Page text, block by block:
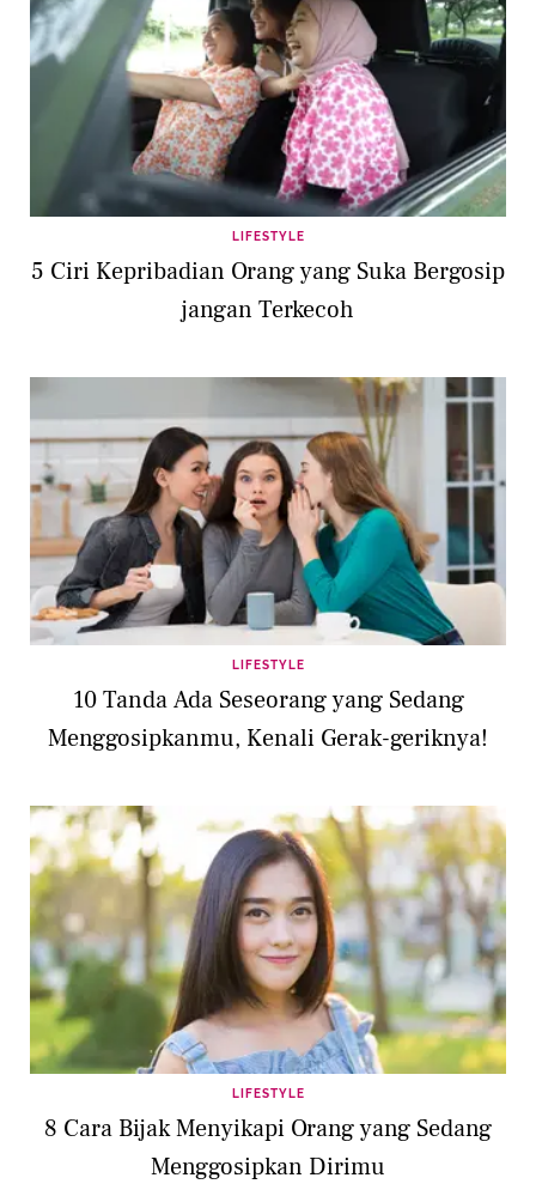
LIFESTYLE
5 Ciri Kepribadian Orang yang Suka Bergosip
jangan Terkecoh
LIFESTYLE
10 Tanda Ada Seseorang yang Sedang
Menggosipkanmu, Kenali Gerak-geriknya!
LIFESTYLE
8 Cara Bijak Menyikapi Orang yang Sedang
Menggosipkan Dirimu